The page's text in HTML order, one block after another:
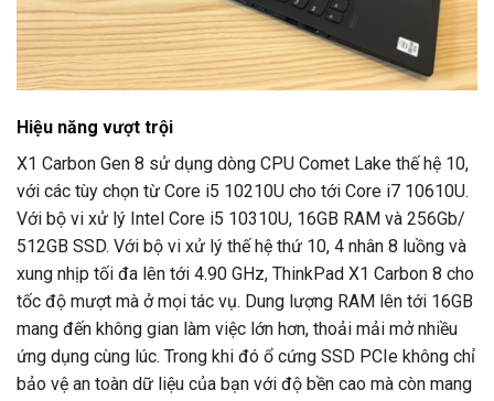
Hiệu năng vượt trội
X1 Carbon Gen 8 sử dụng dòng CPU Comet Lake thế hệ 10,
với các tùy chọn từ Core i5 10210U cho tới Core i7 10610U.
Với bộ vi xử lý Intel Core i5 10310U, 16GB RAM và 256Gb/
512GB SSD. Với bộ vi xử lý thế hệ thứ 10, 4 nhân 8 luồng và
xung nhịp tối đa lên tới 4.90 GHz, ThinkPad X1 Carbon 8 cho
tốc độ mượt mà ở mọi tác vụ. Dung lượng RAM lên tới 16GB
mang đến không gian làm việc lớn hơn, thoải mải mở nhiều
ứng dụng cùng lúc. Trong khi đó ổ cứng SSD PCIe không chỉ
bảo vệ an toàn dữ liệu của bạn với độ bền cao mà còn mang